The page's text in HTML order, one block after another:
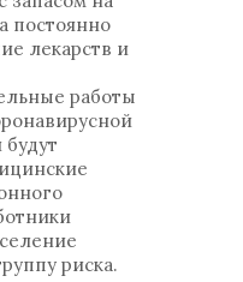
постоянно
лекарств и
работы
риска.